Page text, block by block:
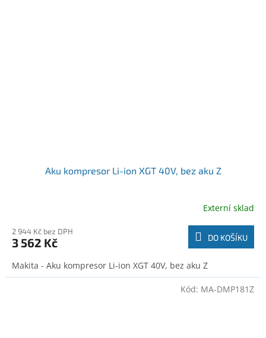
Aku kompresor Li-ion XGT 40V, bez aku Z
Externí sklad
2 944 Kč bez DPH
3 562 Kč DO KOŠÍKU
Makita - Aku kompresor Li-ion XGT 40V, bez aku Z
Kód: MA-DMP181Z